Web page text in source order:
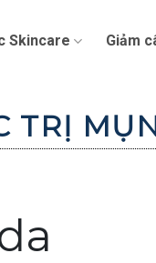
Skincare Giảm
TRỊ